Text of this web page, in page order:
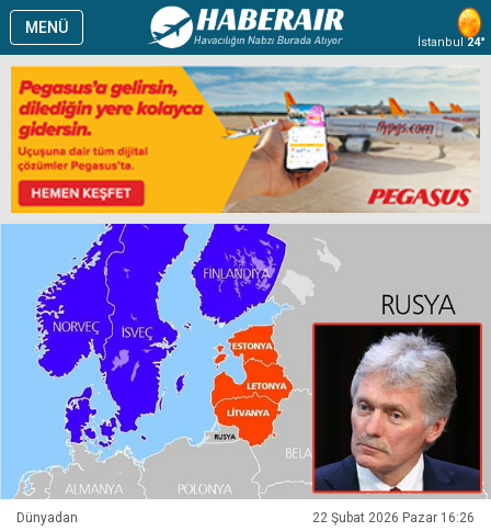
MENÜ
İstanbul24°
Dünyadan 22 Şubat 2026 Pazar 16:26